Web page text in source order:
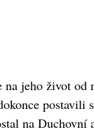
jeho život od
postavili
na Duchovní